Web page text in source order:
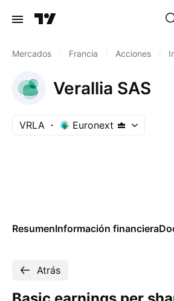
Mercados Francia Acciones
Verallia SAS
VRLA Euronext
ResumenInformación financiera
Atrás